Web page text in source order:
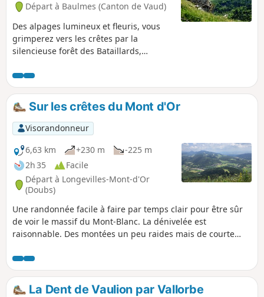
Départ à Baulmes (Canton de Vaud)
Des alpages lumineux et fleuris, vous
grimperez vers les crêtes par la
silencieuse forêt des Bataillards,
abruptes, première pente du Jura,
découpées en aiguilles qui vous
offriront des vues sur les Alpes, le Mont
Blanc, le Léman et le lac de Neuchâtel.
De l’autre côté, le panorama s’étend de
La Dôle jusqu’au Chasseral, en passant
par le Suchet et la Dent de Vaulion.
Sur les crêtes du Mont d'Or
Visorandonneur
6,63 km
+230 m
-225 m
2h 35
Facile
Départ à Longevilles-Mont-d'Or
(Doubs)
Une randonnée facile à faire par temps clair pour être sûr
de voir le massif du Mont-Blanc. La dénivelée est
raisonnable. Des montées un peu raides mais de courte
d'admirer le paysage depuis le Mont d'Or. Attention, on
peut être amené à traverser des prés où des vaches
paissent en liberté.
La Dent de Vaulion par Vallorbe